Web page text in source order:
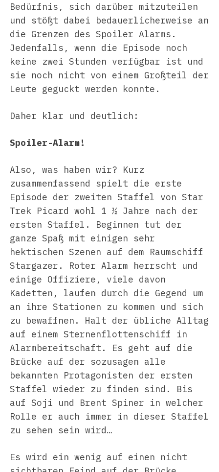
Bedürfnis, sich darüber mitzuteilen
und stößt dabei bedauerlicherweise an
die Grenzen des Spoiler Alarms.
Jedenfalls, wenn die Episode noch
keine zwei Stunden verfügbar ist und
sie noch nicht von einem Großteil der
Leute geguckt werden konnte.
Daher klar und deutlich:
Spoiler-Alarm!
Also, was haben wir? Kurz
zusammenfassend spielt die erste
Episode der zweiten Staffel von Star
Trek Picard wohl 1 ½ Jahre nach der
ersten Staffel. Beginnen tut der
ganze Spaß mit einigen sehr
hektischen Szenen auf dem Raumschiff
Stargazer. Roter Alarm herrscht und
einige Offiziere, viele davon
Kadetten, laufen durch die Gegend um
an ihre Stationen zu kommen und sich
zu bewaffnen. Halt der übliche Alltag
auf einem Sternenflottenschiff in
Alarmbereitschaft. Es geht auf die
Brücke auf der sozusagen alle
bekannten Protagonisten der ersten
Staffel wieder zu finden sind. Bis
auf Soji und Brent Spiner in welcher
Rolle er auch immer in dieser Staffel
zu sehen sein wird…
Es wird ein wenig auf einen nicht